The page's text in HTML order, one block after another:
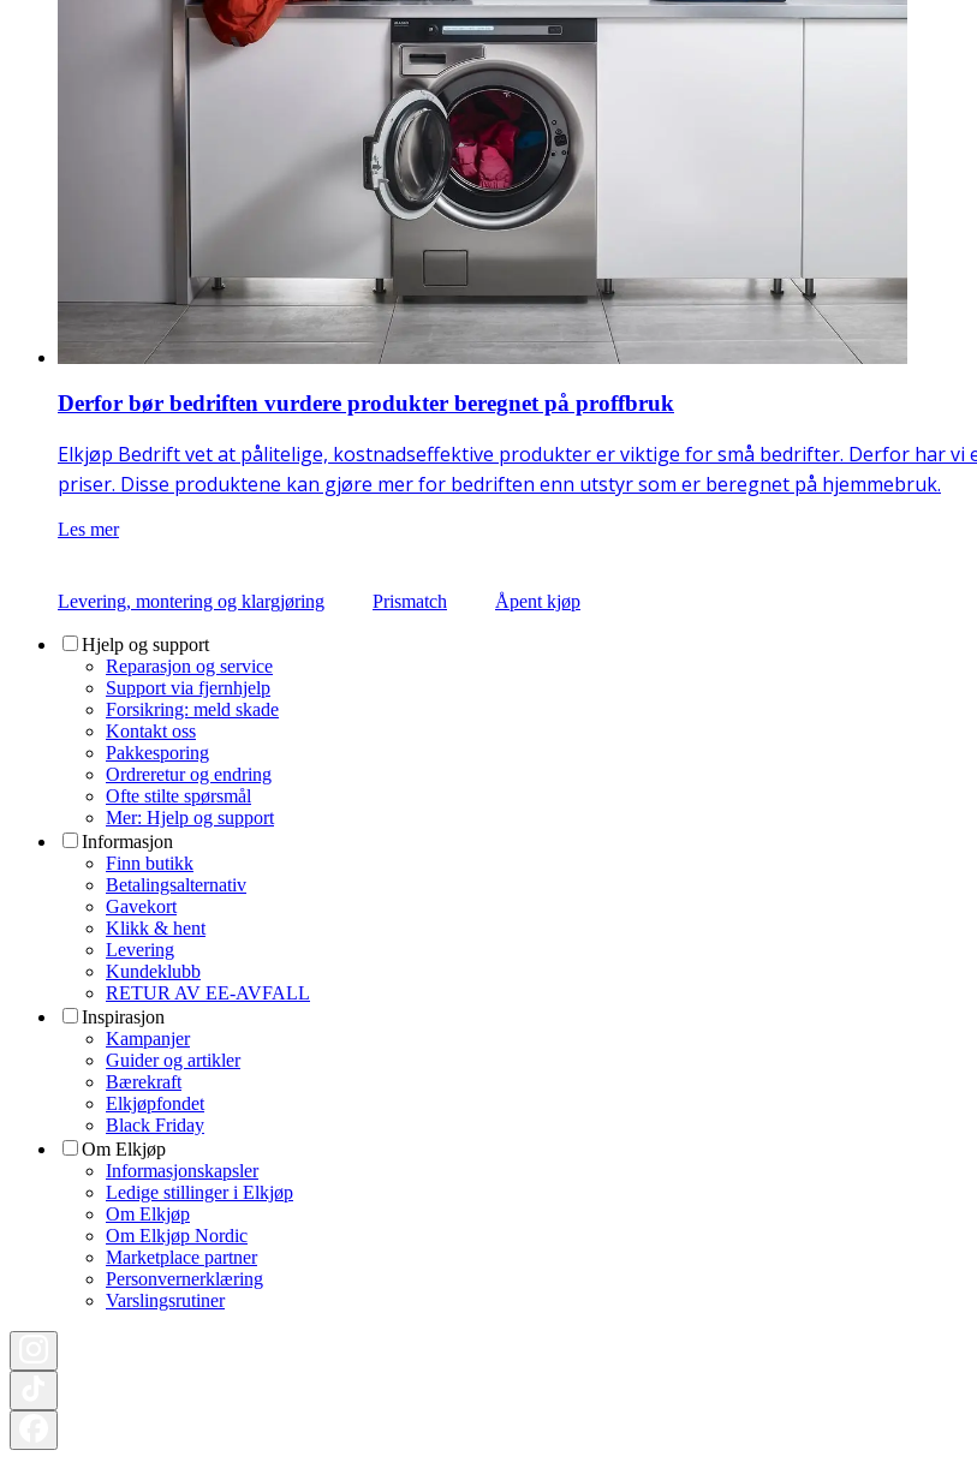
Derfor bør bedriften vurdere produkter beregnet på proffbruk
Elkjøp Bedrift vet at pålitelige, kostnadseffektive produkter er viktige for små bedrifter. Derfor har
priser. Disse produktene kan gjøre mer for bedriften enn utstyr som er beregnet på hjemmebruk.
Les mer
Levering, montering og klargjøring Prismatch Åpent kjøp
Hjelp og support
Reparasjon og service
Support via fjernhjelp
Forsikring: meld skade
Kontakt oss
Pakkesporing
Ordreretur og endring
Ofte stilte spørsmål
Mer: Hjelp og support
Informasjon
Finn butikk
Betalingsalternativ
Gavekort
Klikk & hent
Levering
Kundeklubb
RETUR AV EE-AVFALL
Inspirasjon
Kampanjer
Guider og artikler
Bærekraft
Elkjøpfondet
Black Friday
Om Elkjøp
Informasjonskapsler
Ledige stillinger i Elkjøp
Om Elkjøp
Om Elkjøp Nordic
Marketplace partner
Personvernerklæring
Varslingsrutiner